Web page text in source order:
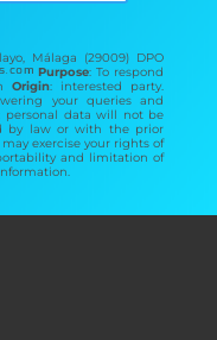
Málaga (29009) DPO
Purpose: To respond
Origin: interested party.
your queries and
personal data will not be
by law or with the prior
may exercise your rights of
and limitation of